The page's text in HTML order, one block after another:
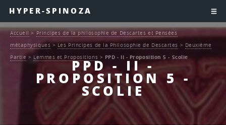
HYPER-SPINOZA
PPD - II -
PROPOSITION 5 -
SCOLIE
Accueil > Principes de la philosophie de Descartes et Pensées
métaphysiques>Les Principes de la Philosophie de Descartes > Deuxième
Partie> Lemmes et Propositions > PPD - II - Proposition 5 - Scolie